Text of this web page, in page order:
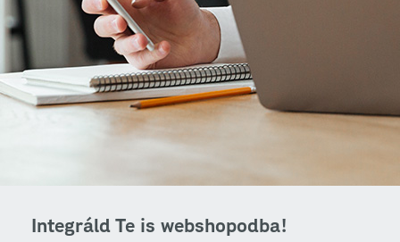
Integráld Te is webshopodba!